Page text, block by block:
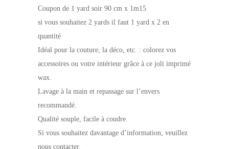
Coupon de 1 yard soir 90 cm x 1m15
si vous souhaitez 2 yards il faut 1 yard x 2 en
quantité
Idéal pour la couture, la déco, etc. : colorez vos
accessoires ou votre intérieur grâce à ce joli imprimé
wax.
Lavage à la main et repassage sur l’envers
recommandé.
Qualité souple, facile à coudre.
Si vous souhaitez davantage d’information, veuillez
nous contacter.